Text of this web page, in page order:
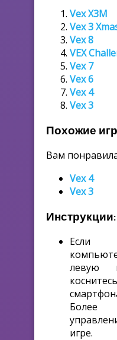
Vex X3M
Vex 3
Vex 8
VEX
Vex 7
Vex 6
Vex 4
Vex 3
Похожие
Вам
Vex 4
Vex 3
Инструкции:
Если
левую
Более
игре.